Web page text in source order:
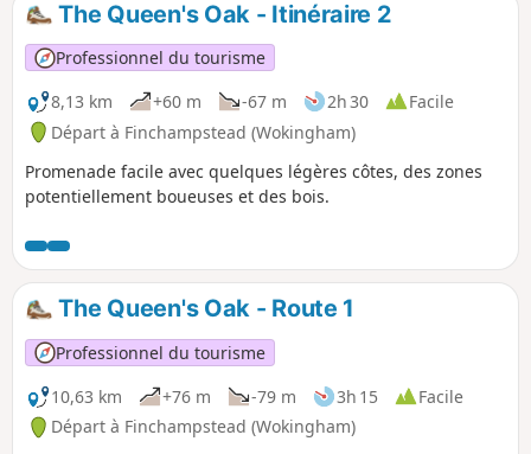
The Queen's Oak - Itinéraire 2
Professionnel du tourisme
8,13 km
+60 m -67 m 2h 30
Facile
Départ à Finchampstead (Wokingham)
Promenade facile avec quelques légères côtes, des zones
potentiellement boueuses et des bois.
The Queen's Oak - Route 1
Professionnel du tourisme
10,63 km
+76 m -79 m 3h 15
Facile
Départ à Finchampstead (Wokingham)